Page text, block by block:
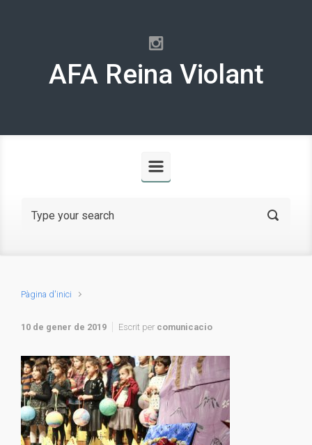
AFA Reina Violant
Pàgina d'inici
10 de gener de 2019 Escrit per comunicacio